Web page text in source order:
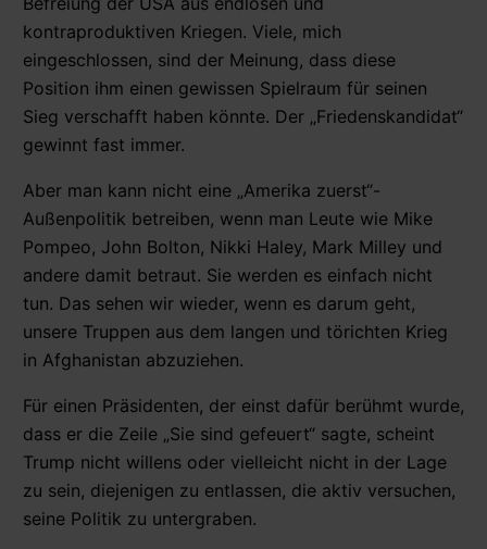
kontraproduktiven Kriegen. Viele, mich
eingeschlossen, sind der Meinung, dass diese
Position ihm einen gewissen Spielraum für seinen
Sieg verschafft haben könnte. Der „Friedenskandidat“
gewinnt fast immer.
Aber man kann nicht eine „Amerika zuerst“-
Außenpolitik betreiben, wenn man Leute wie Mike
Pompeo, John Bolton, Nikki Haley, Mark Milley und
andere damit betraut. Sie werden es einfach nicht
tun. Das sehen wir wieder, wenn es darum geht,
unsere Truppen aus dem langen und törichten Krieg
in Afghanistan abzuziehen.
Für einen Präsidenten, der einst dafür berühmt wurde,
dass er die Zeile „Sie sind gefeuert“ sagte, scheint
Trump nicht willens oder vielleicht nicht in der Lage
zu sein, diejenigen zu entlassen, die aktiv versuchen,
seine Politik zu untergraben.